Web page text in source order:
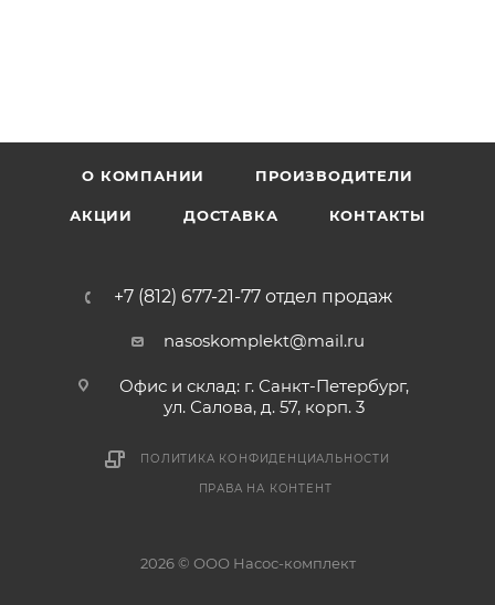
О КОМПАНИИ ПРОИЗВОДИТЕЛИ
АКЦИИ ДОСТАВКА КОНТАКТЫ
+7 (812) 677-21-77 отдел продаж
nasoskomplekt@mail.ru
Офис и склад: г. Санкт-Петербург,
ул. Салова, д. 57, корп. 3
ПОЛИТИКА КОНФИДЕНЦИАЛЬНОСТИ
ПРАВА НА КОНТЕНТ
2026 © ООО Насос-комплект